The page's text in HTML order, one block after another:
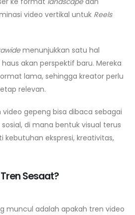
video vertikal untuk Reels
menunjukkan satu hal
akan perspektif baru. Mereka
lama, sehingga kreator perlu
relevan.
gepeng bisa dibaca sebagai
di mana bentuk visual terus
kebutuhan ekspresi, kreativitas,
Sesaat?
muncul adalah apakah tren video